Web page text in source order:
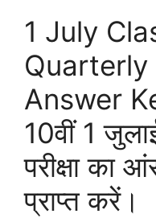
1 July
Quarterly
Answer
10वीं 1
परीक्षा का
प्राप्त करें।